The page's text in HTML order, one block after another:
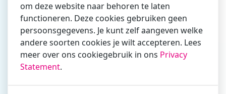
Vul hier bij voorkeur het e-mailadres in waarmee je
zakelijk/administratief correspondeert
Is de contactpersoon ook een cursist?
Ja
om deze website naar behoren te laten
functioneren. Deze cookies gebruiken geen
persoonsgegevens. Je kunt zelf aangeven welke
andere soorten cookies je wilt accepteren. Lees
meer over ons cookiegebruik in ons Privacy
Statement.